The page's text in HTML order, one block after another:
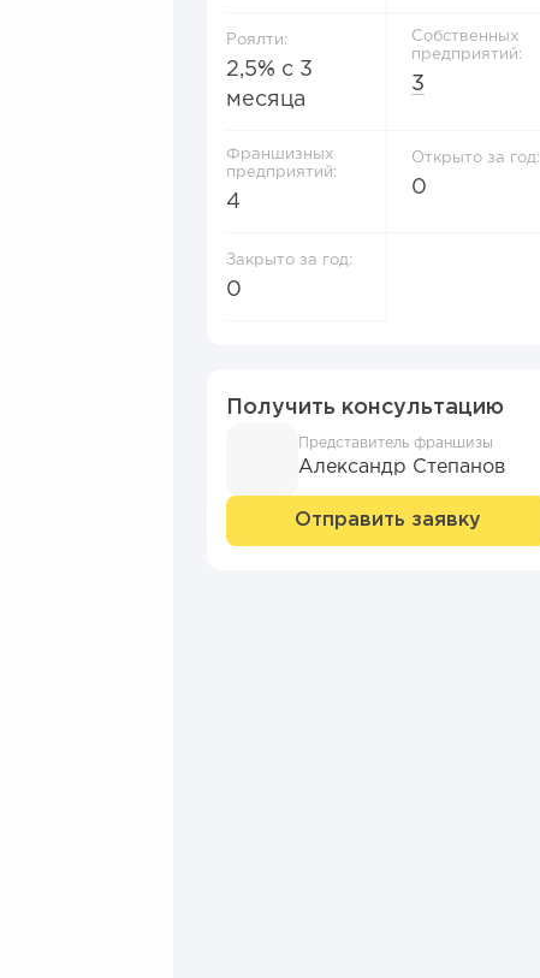
Роялти:
2,5% с 3
месяца
Собственных
предприятий:
3
Франшизных
предприятий:
4
Открыто за год:
0
Закрыто за год:
0
Получить консультацию
Представитель франшизы
Александр Степанов
Отправить заявку